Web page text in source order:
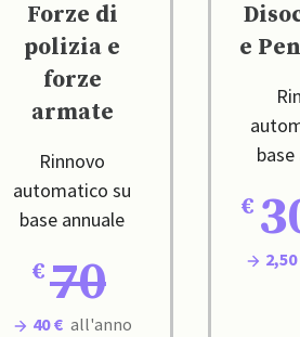
Forze di
polizia e
forze
armate
Rinnovo
automatico su
base annuale
70
40 € all'anno
e